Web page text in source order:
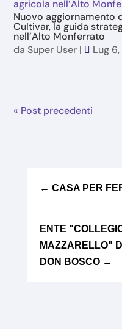
Nuovo aggiornamento
Cultivar, la guida
nell’Alto Monferrato
da Super User | Lug
« Post precedenti
← CASA PER
ENTE
MAZZARELLO"
DON BOSCO→